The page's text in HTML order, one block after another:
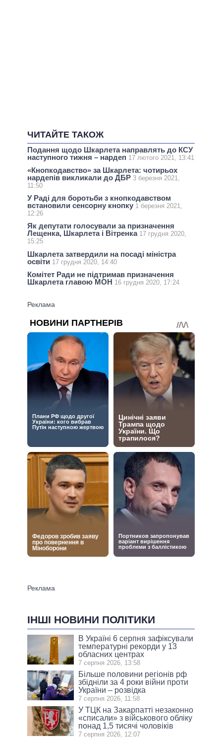
ЧИТАЙТЕ ТАКОЖ
Подання щодо Шкарлета направлять до КСУ
наступного тижня – нардеп 17 лютого 2021, 13:41
«Кнопкодавство» за Шкарлета: чотирьох
нардепів викликали до ДБР 3 березня 2021,
11:50
У Раді для боротьби з кнопкодавством
встановили сенсорну кнопку 1 березня 2021,
12:26
Як депутати голосували за призначення
Лещенка, Шкарлета і Вітренка 17 грудня 2020,
15:25
Шкарлета затвердили на посаді міністра
освіти 17 грудня 2020, 14:40
Комітет Ради не підтримав призначення
Шкарлета главою МОН 16 грудня 2020, 17:24
ІНШІ НОВИНИ ПОЛІТИКИ
В Україні 6 серпня зафіксували
температурні рекорди у 13
обласних центрах
7 серпня 2026, 13:58
Більше половини регіонів рф
збідніли за 4 роки війни проти
України – розвідка
7 серпня 2026, 11:58
У ТЦК на Закарпатті незаконно
«списали» з військового обліку
понад 1,5 тисячі чоловіків
7 серпня 2026, 12:07